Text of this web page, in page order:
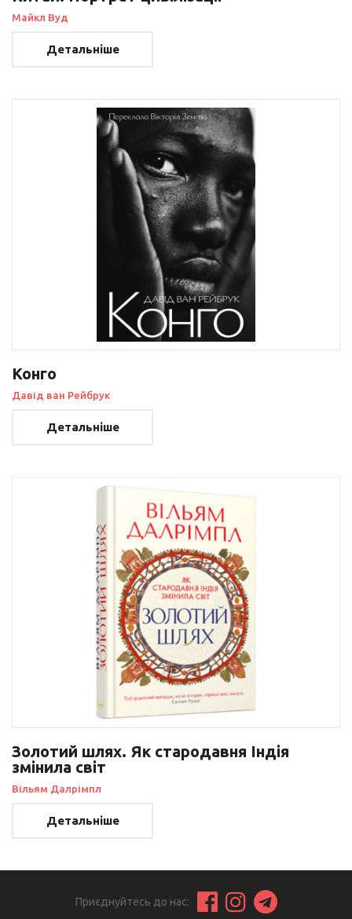
Майкл Вуд
Детальніше
Конго
Давід ван Рейбрук
Детальніше
Золотий шлях. Як стародавня Індія
змінила світ
Вільям Далрімпл
Детальніше
Приєднуйтесь до нас: